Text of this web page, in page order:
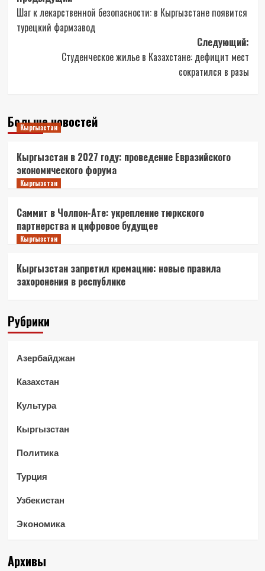
записи
Шаг к лекарственной безопасности: в Кыргызстане появится
турецкий фармзавод
Следующий:
Студенческое жилье в Казахстане: дефицит мест
сократился в разы
Больше новостей
Кыргызстан
Кыргызстан в 2027 году: проведение Евразийского
экономического форума
Кыргызстан
Саммит в Чолпон-Ате: укрепление тюркского
партнерства и цифровое будущее
Кыргызстан
Кыргызстан запретил кремацию: новые правила
захоронения в республике
Рубрики
Азербайджан
Казахстан
Культура
Кыргызстан
Политика
Турция
Узбекистан
Экономика
Архивы